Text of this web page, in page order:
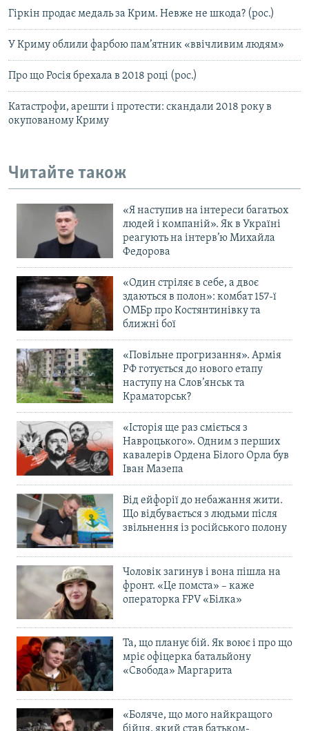
Гіркін продає медаль за Крим. Невже не шкода? (рос.)
У Криму облили фарбою пам’ятник «ввічливим людям»
Про що Росія брехала в 2018 році (рос.)
Катастрофи, арешти і протести: скандали 2018 року в
окупованому Криму
Читайте також
«Я наступив на інтереси багатьох
людей і компаній». Як в Україні
реагують на інтерв’ю Михайла
Федорова
«Один стріляє в себе, а двоє
здаються в полон»: комбат 157-ї
ОМБр про Костянтинівку та
ближні бої
«Повільне прогризання». Армія
РФ готується до нового етапу
наступу на Слов’янськ та
Краматорськ?
«Історія ще раз сміється з
Навроцького». Одним з перших
кавалерів Ордена Білого Орла був
Іван Мазепа
Від ейфорії до небажання жити.
Що відбувається з людьми після
звільнення із російського полону
Чоловік загинув і вона пішла на
фронт. «Це помста» – каже
операторка FPV «Білка»
Та, що планує бій. Як воює і про що
мріє офіцерка батальйону
«Свобода» Маргарита
«Боляче, що мого найкращого